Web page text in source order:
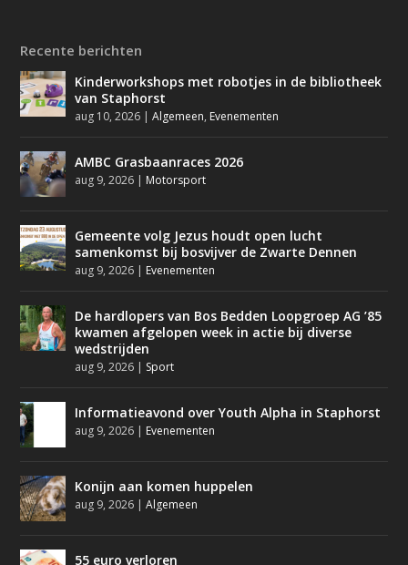
Recente berichten
Kinderworkshops met robotjes in de bibliotheek
van Staphorst
aug 10, 2026 |Algemeen, Evenementen
AMBC Grasbaanraces 2026
aug 9, 2026 | Motorsport
Gemeente volg Jezus houdt open lucht
samenkomst bij bosvijver de Zwarte Dennen
aug 9, 2026 | Evenementen
De hardlopers van Bos Bedden Loopgroep AG ’85
kwamen afgelopen week in actie bij diverse
wedstrijden
aug 9, 2026 | Sport
Informatieavond over Youth Alpha in Staphorst
aug 9, 2026 | Evenementen
Konijn aan komen huppelen
aug 9, 2026 |Algemeen
55 euro verloren